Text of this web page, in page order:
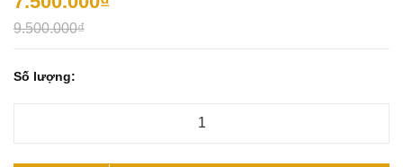
9.500.000₫
Số lượng: